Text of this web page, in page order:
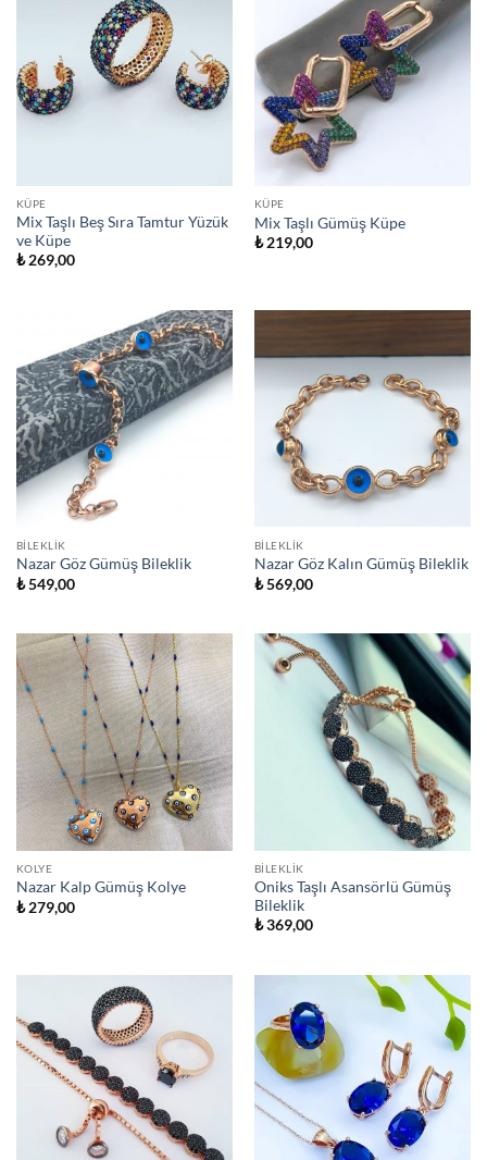
KÜPE
Mix Taşlı Beş Sıra Tamtur Yüzük
ve Küpe
₺269,00
KÜPE
Mix Taşlı Gümüş Küpe
₺219,00
BILEKLIK
Nazar Göz Gümüş Bileklik
₺549,00
BILEKLIK
Nazar Göz Kalın Gümüş Bileklik
₺569,00
KOLYE
Nazar Kalp Gümüş Kolye
₺279,00
BILEKLIK
Oniks Taşlı Asansörlü Gümüş
Bileklik
₺369,00